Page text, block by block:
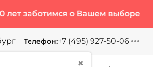
о Вашем выборе
✖
Телефон:+7 (495) 927-50-06